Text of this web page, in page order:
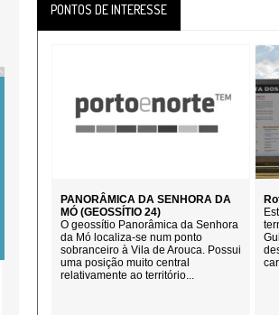
PONTOS DE INTERESSE
PANORÂMICA DA SENHORA DA
MÓ (GEOSSÍTIO 24)
O geossítio Panorâmica da Senhora
da Mó localiza-se num ponto
sobranceiro à Vila de Arouca. Possui
uma posição muito central
relativamente ao território...